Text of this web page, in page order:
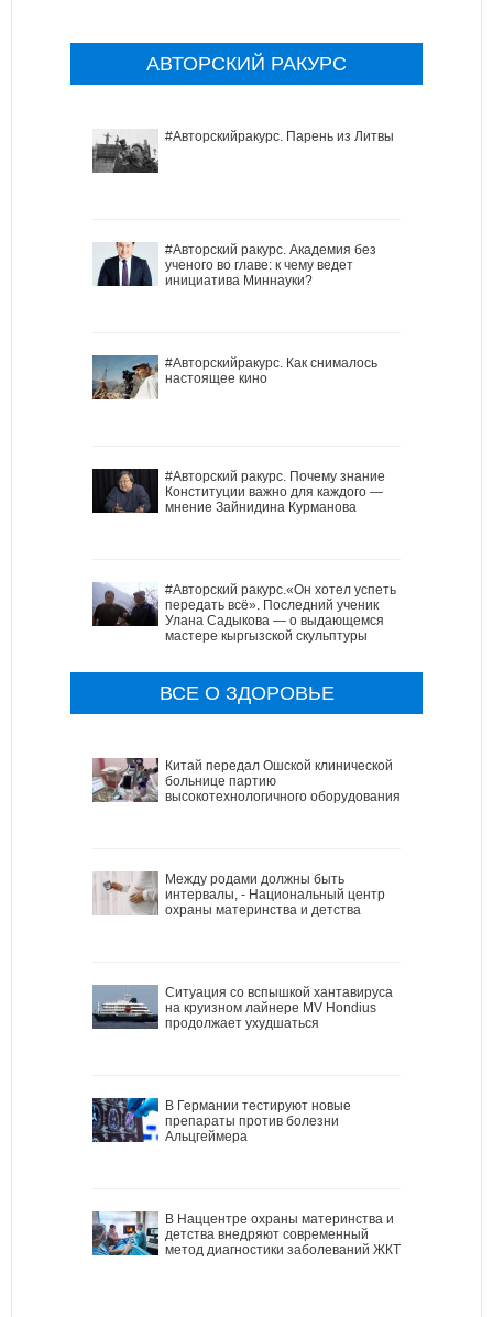
АВТОРСКИЙ РАКУРС
#Авторскийракурс. Парень из Литвы
#Авторский ракурс. Академия без
ученого во главе: к чему ведет
инициатива Миннауки?
#Авторскийракурс. Как снималось
настоящее кино
#Авторский ракурс. Почему знание
Конституции важно для каждого —
мнение Зайнидина Курманова
#Авторский ракурс.«Он хотел успеть
передать всё». Последний ученик
Улана Садыкова — о выдающемся
мастере кыргызской скульптуры
ВСЕ О ЗДОРОВЬЕ
Китай передал Ошской клинической
больнице партию
высокотехнологичного оборудования
Между родами должны быть
интервалы, - Национальный центр
охраны материнства и детства
Ситуация со вспышкой хантавируса
на круизном лайнере MV Hondius
продолжает ухудшаться
В Германии тестируют новые
препараты против болезни
Альцгеймера
В Наццентре охраны материнства и
детства внедряют современный
метод диагностики заболеваний ЖКТ